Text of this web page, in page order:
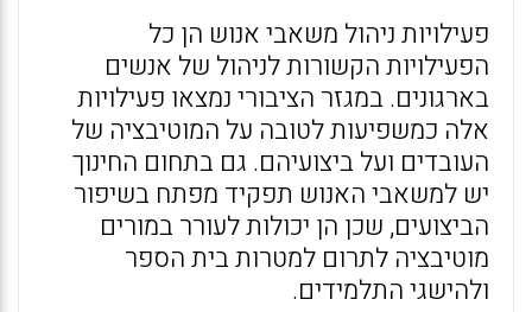
פעילויות ניהול משאבי אנוש הן כל
הפעילויות הקשורות לניהול של אנשים
בארגונים. במגזר הציבורי נמצאו פעילויות
אלה כמשפיעות לטובה על המוטיבציה של
העובדים ועל ביצועיהם. גם בתחום החינוך
יש למשאבי האנוש תפקיד מפתח בשיפור
הביצועים, שכן הן יכולות לעורר במורים
מוטיבציה לתרום למטרות בית הספר
ולהישגי התלמידים.